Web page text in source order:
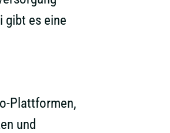
gibt es eine
Plattformen,
und